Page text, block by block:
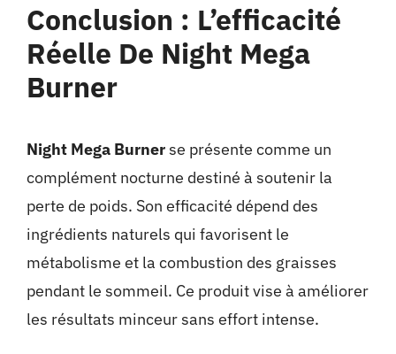
Conclusion : L’efficacité
Réelle De Night Mega
Burner
Night Mega Burnerse présente comme un
complément nocturne destiné à soutenir la
perte de poids. Son efficacité dépend des
ingrédients naturels qui favorisent le
métabolisme et la combustion des graisses
pendant le sommeil. Ce produit vise à améliorer
les résultats minceur sans effort intense.